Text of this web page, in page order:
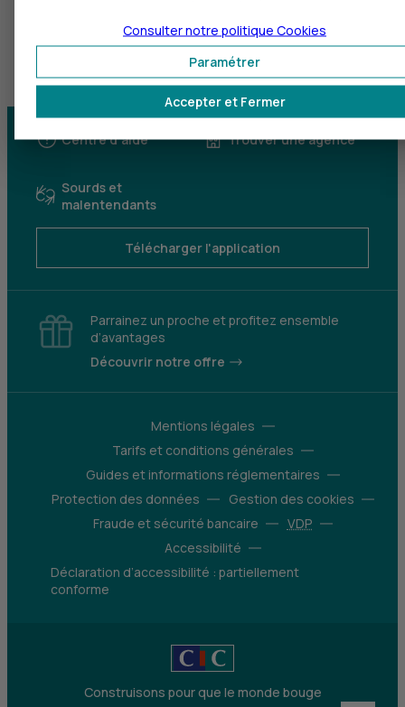
Centre d'aide Trouver une agence
Sourds et
malentendants
Télécharger l'application
Parrainez un proche et profitez ensemble
d’avantages
Découvrir notre offre
Mentions légales
Tarifs et conditions générales
Guides et informations réglementaires
Protection des données
Gestion des cookies
Fraude et sécurité bancaire
VDP
Accessibilité
Déclaration d’accessibilité : partiellement
conforme
Construisons pour que le monde bouge
Accepter et Fermer
Paramétrer
Consulter notre politique Cookies